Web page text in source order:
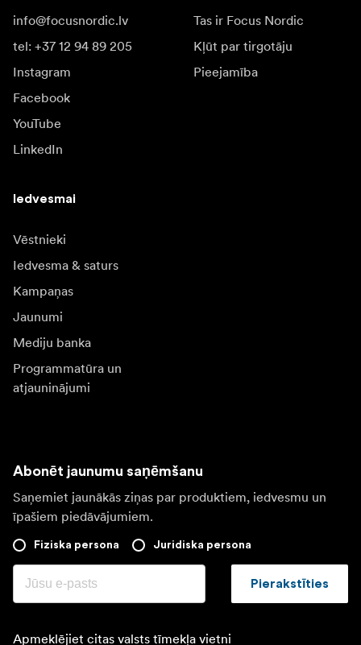
info@focusnordic.lv
tel: +37 12 94 89 205
Instagram
Facebook
YouTube
LinkedIn
Tas ir Focus Nordic
Kļūt par tirgotāju
Pieejamība
Iedvesmai
Vēstnieki
Iedvesma & saturs
Kampaņas
Jaunumi
Mediju banka
Programmatūra un
atjauninājumi
Abonēt jaunumu saņēmšanu
Saņemiet jaunākās ziņas par produktiem, iedvesmu un
īpašiem piedāvājumiem.
Fiziska persona Juridiska persona
Pierakstīties
Apmeklējiet citas valsts tīmekļa vietni